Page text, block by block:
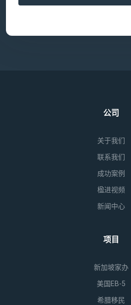
公司
关于我们
联系我们
成功案例
楹进视频
新闻中心
项目
新加坡家办
美国EB-5
希腊移民